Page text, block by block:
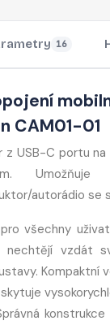
16
CAM01-01
USB-C portu
Umožňuje
autorádio se
všechny
vzdát
Kompaktní